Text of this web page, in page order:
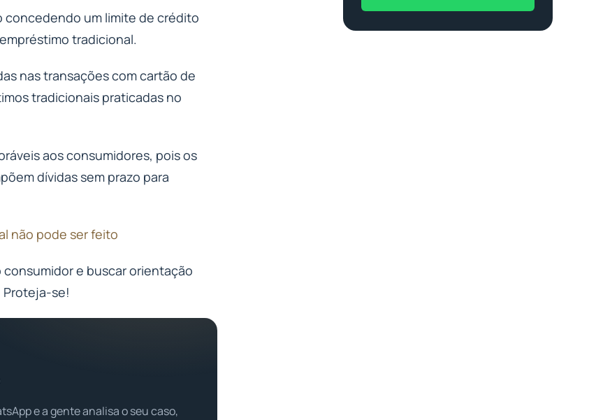
concedendo um limite de crédito
tradicional.
nas transações com cartão de
tradicionais praticadas no
aos consumidores, pois os
dívidas sem prazo para
não pode ser feito
e buscar orientação
Proteja-se!
e a gente analisa o seu caso,